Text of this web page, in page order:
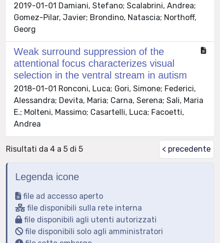
2019-01-01 Damiani, Stefano; Scalabrini, Andrea;
Gomez-Pilar, Javier; Brondino, Natascia; Northoff,
Georg
Weak surround suppression of the
attentional focus characterizes visual
selection in the ventral stream in autism
2018-01-01 Ronconi, Luca; Gori, Simone; Federici,
Alessandra; Devita, Maria; Carna, Serena; Sali, Maria
E.; Molteni, Massimo; Casartelli, Luca; Facoetti,
Andrea
Risultati da 4 a 5 di 5 < precedente
Legenda icone
file ad accesso aperto
file disponibili sulla rete interna
file disponibili agli utenti autorizzati
file disponibili solo agli amministratori